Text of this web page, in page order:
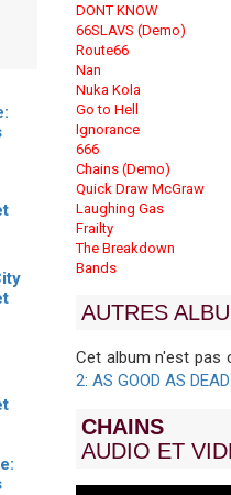
DONT KNOW
66SLAVS (Demo)
Route66
Nan
Nuka Kola
Go to Hell
Ignorance
666
Chains (Demo)
Quick Draw McGraw
Laughing Gas
Frailty
The Breakdown
Bands
AUTRES
Cet album n'est pas
2: AS GOOD AS DEAD
CHAINS
AUDIO ET